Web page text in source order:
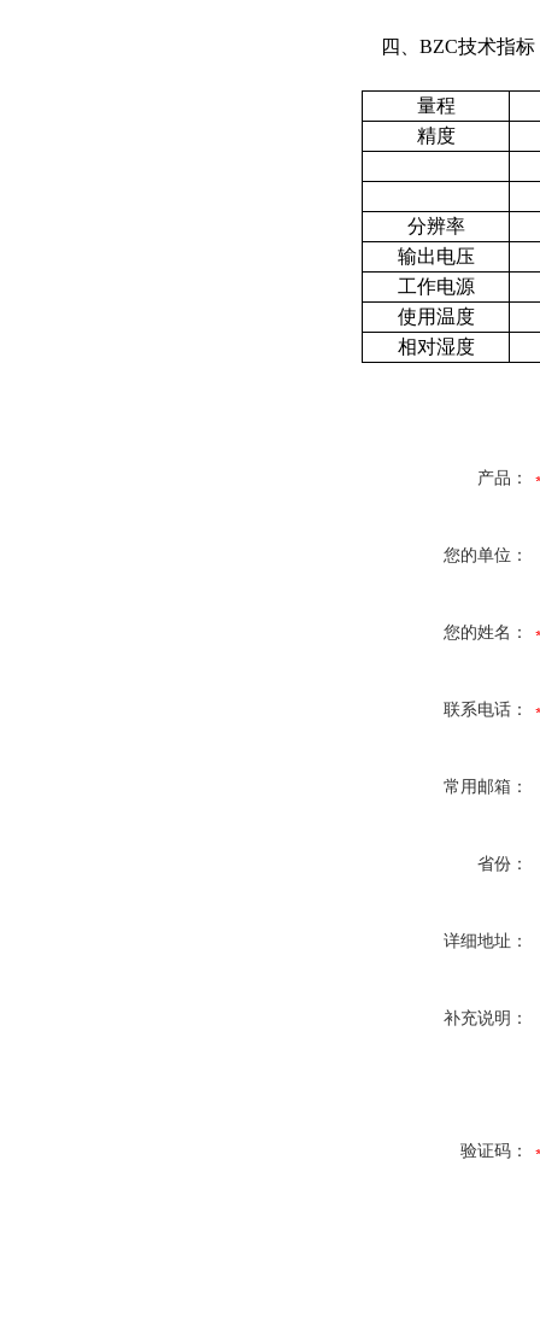
四、BZC技术指标
量程
精度
分辨率
输出电压
工作电源
使用温度
相对湿度
产品：
您的单位：
您的姓名：
联系电话：
常用邮箱：
省份：
详细地址：
补充说明：
验证码：